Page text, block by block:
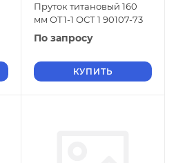
Пруток титановый 160
мм ОТ1-1 ОСТ 1 90107-73
По запросу
КУПИТЬ